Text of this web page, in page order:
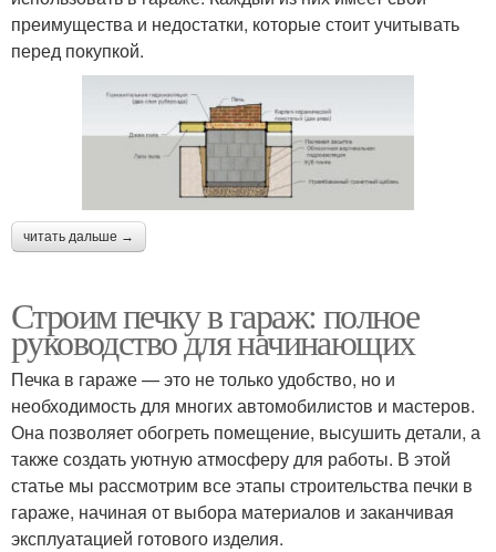
преимущества и недостатки, которые стоит учитывать
перед покупкой.
читать дальше →
Строим печку в гараж: полное
руководство для начинающих
Печка в гараже — это не только удобство, но и
необходимость для многих автомобилистов и мастеров.
Она позволяет обогреть помещение, высушить детали, а
также создать уютную атмосферу для работы. В этой
статье мы рассмотрим все этапы строительства печки в
гараже, начиная от выбора материалов и заканчивая
эксплуатацией готового изделия.